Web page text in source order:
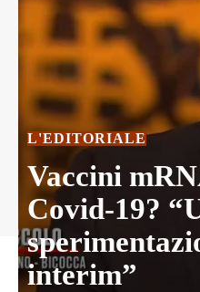
L'EDITORIALE
Vaccini
Covid-19?
interim”